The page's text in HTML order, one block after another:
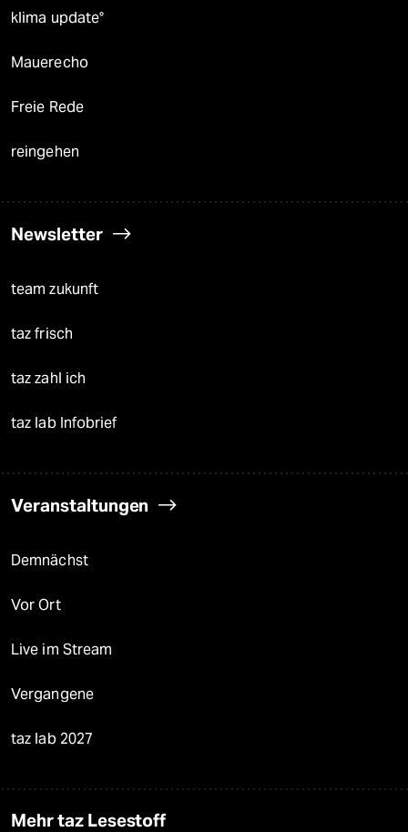
klima update°
Mauerecho
Freie Rede
reingehen
Newsletter
team zukunft
taz frisch
taz zahl ich
taz lab Infobrief
Veranstaltungen
Demnächst
Vor Ort
Live im Stream
Vergangene
taz lab 2027
Mehr taz Lesestoff